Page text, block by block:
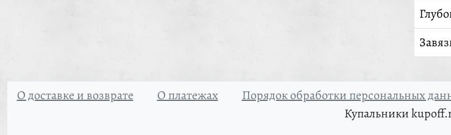
О доставке и возврате О платежах Порядок обработки персональных
Купальники